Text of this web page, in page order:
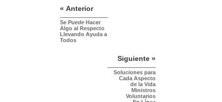
« Anterior
Se Puede Hacer
Algo al Respecto
Llevando Ayuda a
Todos
Siguiente »
Soluciones para
Cada Aspecto
de la Vida
Ministros
Voluntarios